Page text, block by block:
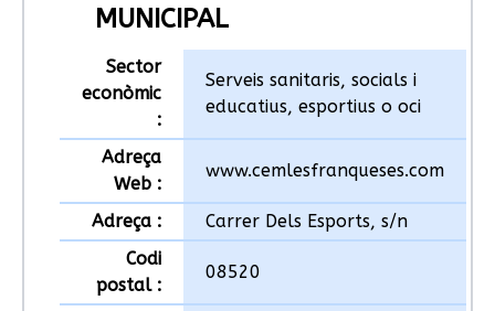
MUNICIPAL
Sector
econòmic
:
Serveis sanitaris, socials i
educatius, esportius o oci
Adreça
Web :
www.cemlesfranqueses.com
Adreça :
Carrer Dels Esports, s/n
Codi
postal :
08520